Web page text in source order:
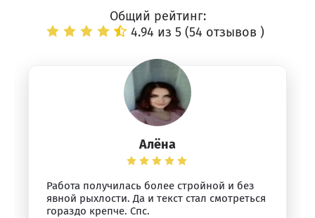
Общий рейтинг:
4.94 из 5 (54 отзывов )
Алёна
Работа получилась более стройной и без
явной рыхлости. Да и текст стал смотреться
гораздо крепче. Спс.